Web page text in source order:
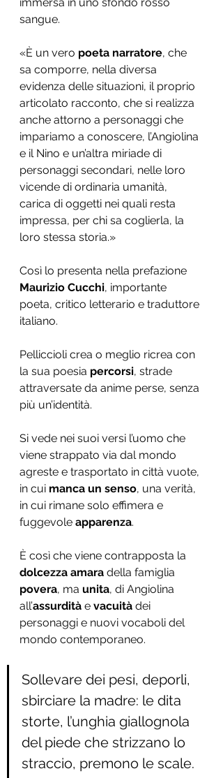
sangue.
«È un vero poeta narratore, che
sa comporre, nella diversa
evidenza delle situazioni, il proprio
articolato racconto, che si realizza
anche attorno a personaggi che
impariamo a conoscere, l’Angiolina
e il Nino e un’altra miriade di
personaggi secondari, nelle loro
vicende di ordinaria umanità,
carica di oggetti nei quali resta
impressa, per chi sa coglierla, la
loro stessa storia.»
Così lo presenta nella prefazione
Maurizio Cucchi, importante
poeta, critico letterario e traduttore
italiano.
Pelliccioli crea o meglio ricrea con
la sua poesia percorsi, strade
attraversate da anime perse, senza
più un’identità.
Si vede nei suoi versi l’uomo che
viene strappato via dal mondo
agreste e trasportato in città vuote,
in cui manca un senso, una verità,
in cui rimane solo effimera e
fuggevole apparenza.
È così che viene contrapposta la
dolcezza amara della famiglia
povera, ma unita, di Angiolina
all’assurdità e vacuità dei
personaggi e nuovi vocaboli del
mondo contemporaneo.
Sollevare dei pesi, deporli,
sbirciare la madre: le dita
storte, l’unghia giallognola
del piede che strizzano lo
straccio, premono le scale.